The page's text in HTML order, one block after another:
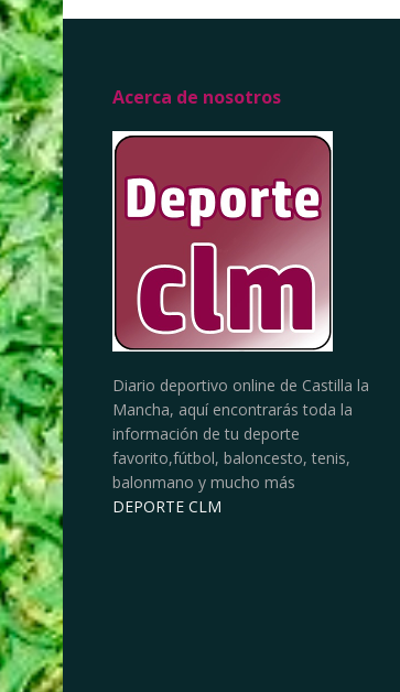
Acerca de nosotros
Diario deportivo online de Castilla la
Mancha, aquí encontrarás toda la
información de tu deporte
favorito,fútbol, baloncesto, tenis,
balonmano y mucho más
DEPORTE CLM